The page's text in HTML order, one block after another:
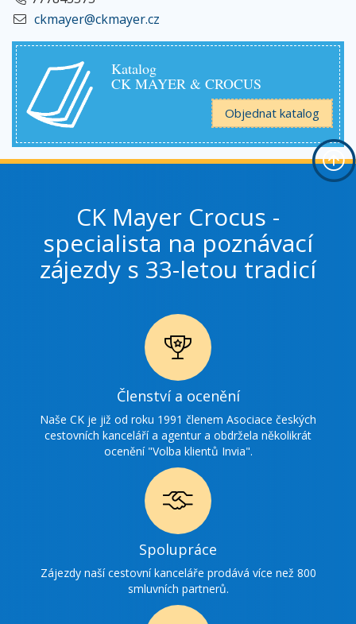
ckmayer@ckmayer.cz
Katalog
CK MAYER & CROCUS
Objednat katalog
CK Mayer Crocus -
specialista na poznávací
zájezdy s 33-letou tradicí
Ikonka
ocenění
Členství a ocenění
Naše CK je již od roku 1991 členem Asociace českých
cestovních kanceláří a agentur a obdržela několikrát
ocenění "Volba klientů Invia".
Ikonka
spolupráce
Spolupráce
Zájezdy naší cestovní kanceláře prodává více než 800
smluvních partnerů.